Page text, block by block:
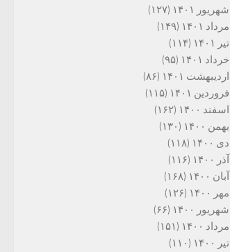
شهریور ۱۴۰۱
(۱۲۷)
مرداد ۱۴۰۱
(۱۴۹)
تیر ۱۴۰۱
(۱۱۴)
خرداد ۱۴۰۱
(۹۵)
اردیبهشت ۱۴۰۱
(۸۶)
فروردین ۱۴۰۱
(۱۱۵)
اسفند ۱۴۰۰
(۱۶۲)
بهمن ۱۴۰۰
(۱۳۰)
دی ۱۴۰۰
(۱۱۸)
آذر ۱۴۰۰
(۱۱۶)
آبان ۱۴۰۰
(۱۶۸)
مهر ۱۴۰۰
(۱۲۶)
شهریور ۱۴۰۰
(۶۶)
مرداد ۱۴۰۰
(۱۵۱)
تیر ۱۴۰۰
(۱۱۰)